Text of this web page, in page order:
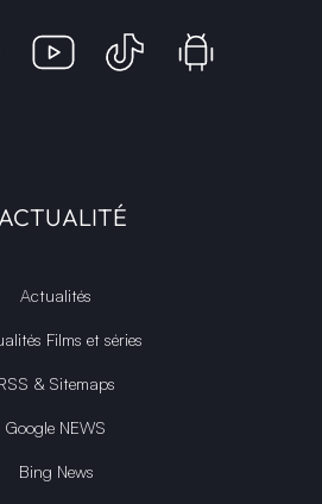
Actualités
Films et séries
& Sitemaps
Google NEWS
Bing News